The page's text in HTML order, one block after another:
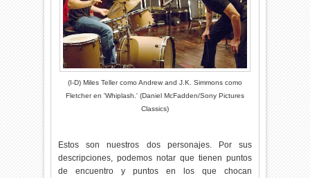
(I-D) Miles Teller como Andrew and J.K. Simmons como
Fletcher en 'Whiplash.' (Daniel McFadden/Sony Pictures
Classics)
Estos son nuestros dos personajes. Por sus
descripciones, podemos notar que tienen puntos
de encuentro y puntos en los que chocan